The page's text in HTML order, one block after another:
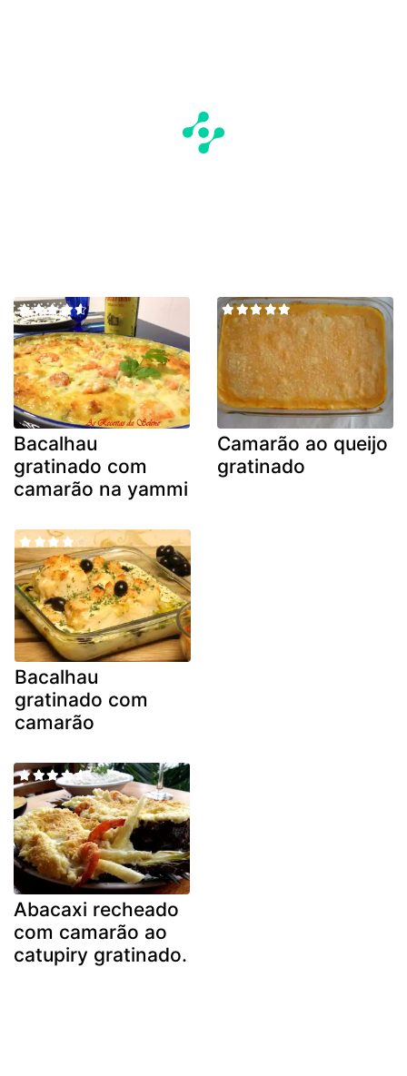
Bacalhau
gratinado com
camarão na yammi
Camarão ao queijo
gratinado
Bacalhau
gratinado com
camarão
Abacaxi recheado
com camarão ao
catupiry gratinado.